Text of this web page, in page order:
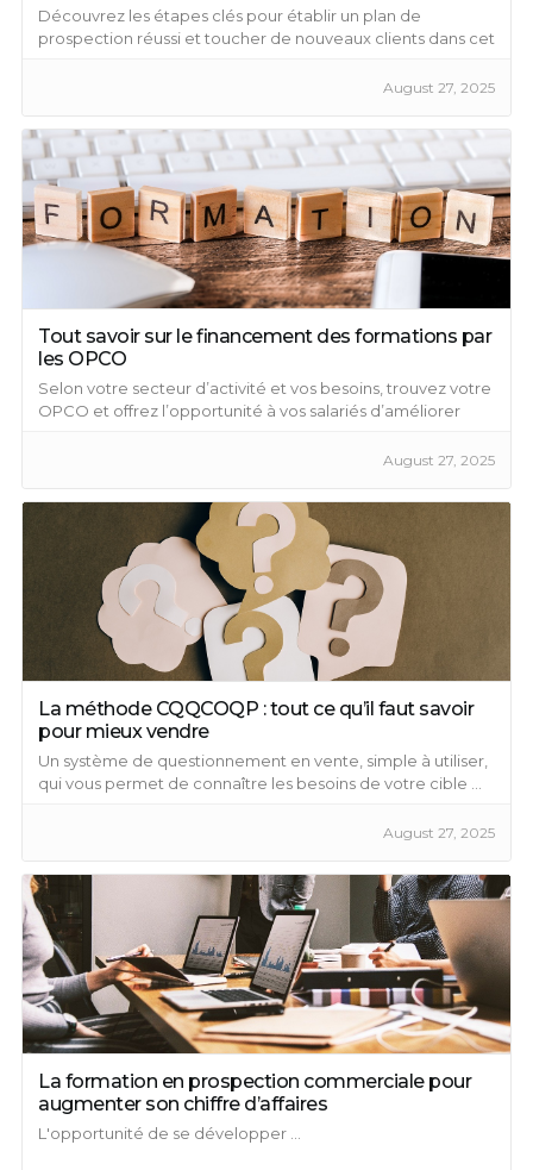
Découvrez les étapes clés pour établir un plan de
prospection réussi et toucher de nouveaux clients dans cet
August 27, 2025
Tout savoir sur le financement des formations par
les OPCO
Selon votre secteur d’activité et vos besoins, trouvez votre
OPCO et offrez l’opportunité à vos salariés d’améliorer
August 27, 2025
La méthode CQQCOQP : tout ce qu’il faut savoir
pour mieux vendre
Un système de questionnement en vente, simple à utiliser,
qui vous permet de connaître les besoins de votre cible ...
August 27, 2025
La formation en prospection commerciale pour
augmenter son chiffre d’affaires
L'opportunité de se développer ...